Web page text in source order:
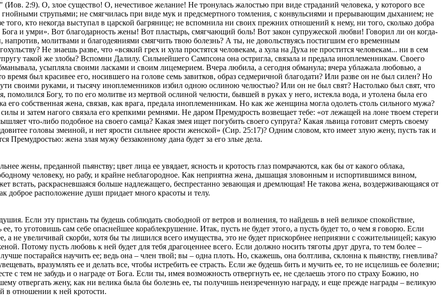
2:9). О, злое существо! О, нечестивое желание! Не тронулась жалостью при виде страданий человека, у которого все
струпьями; не смягчилась при виде мук и предсмертного томления, с конвульсиями и прерывающим дыханием; не
кто некогда выступал в царской багрянице; не вспомнила ни своих прежних отношений к нему, ни того, сколько добра
Бога и умри». Вот благодарность жены! Вот пластырь, смягчающий боль! Вот закон супружеской любви! Говорил ли он когда-
напротив, молитвами и благодеяниями смягчить твою болезнь? А ты, не довольствуясь постигшим его временным
Не знаешь разве, что «всякий грех и хула простятся человекам, а хула на Духа не простится человекам... ни в сем
такой же злобы? Вспомни Далилу. Сильнейшего Сампсона она остригла, связала и предала иноплеменникам. Своего
усыпляла своими ласками и своим лицемерием. Вчера любила, а сегодня обманула; вчера ублажала любовью, а
был красивее его, носившего на голове семь завитков, образ седмеричной благодати? Или разве он не был силен? Но
своими руками, и тысячу иноплеменников избил одною ослиною челюстью? Или он не был свят? Настолько был свят, что
Богу, то по его молитве из мертвой ослиной челюсти, бывшей в руках у него, истекла вода, и утолена была его
его собственная жена, связав, как врага, предала иноплеменникам. Но как же женщина могла одолеть столь сильного мужа?
и затем нагого связала его крепкими ремнями. Не даром Премудрость возвещает тебе: «от лежащей на лоне твоем стереги
что-либо подобное на своего самца? Какая змея ищет погубить своего супруга? Какая львица готовит смерть своему
головы змеиной, и нет ярости сильнее ярости женской» (Сир. 25:17)? Одним словом, кто имеет злую жену, пусть так и
Премудростью: жена злая мужу беззаконному дана будет за его злые дела.
жены, преданной пьянству; цвет лица ее увядает, ясность и кротость глаз помрачаются, как бы от какого облака,
человеку, но рабу, и крайне неблагородное. Как неприятна жена, дышащая зловонным и испортившимся вином,
встать, раскрасневшаяся больше надлежащего, беспрестанно зевающая и дремлющая! Не такова жена, воздерживающаяся от
доброе расположение души придает много красоты и телу.
Если эту пристань ты будешь соблюдать свободной от ветров и волнения, то найдешь в ней великое спокойствие,
то уготовишь сам себе опаснейшее кораблекрушение. Итак, пусть не будет этого, а пусть будет то, о чем я говорю. Если
а не увеличивай скорби, хотя бы ты лишился всего имущества, это не будет прискорбнее неприязни с сожительницей; какую
Потому пусть любовь к ней будет для тебя драгоценнее всего. Если должно носить тяготы друг друга, то тем более –
постарайся научить ее; ведь она – член твой; вы – одна плоть. Но, скажешь, она болтлива, склонна к пьянству, гневлива?
вразумлять ее и делать все, чтобы истребить ее страсть. Если же будешь бить и мучить ее, то не исцелишь ее болезни;
с тем не забудь и о награде от Бога. Если ты, имея возможность отвергнуть ее, не сделаешь этого по страху Божию, но
отвергать жену, как ни велика была бы болезнь ее, ты получишь неизреченную награду, и еще прежде награды – великую
в отношении к ней кротости.